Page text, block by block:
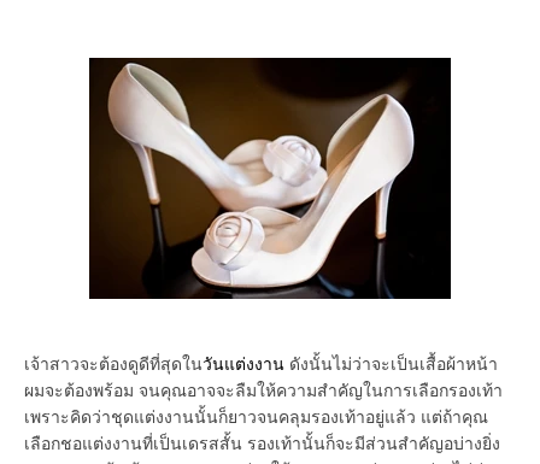
เจ้าสาวจะต้องดูดีที่สุดในวันแต่งงาน ดังนั้นไม่ว่าจะเป็นเสื้อผ้าหน้า
ผมจะต้องพร้อม จนคุณอาจจะลืมให้ความสำคัญในการเลือกรองเท้า
เพราะคิดว่าชุดแต่งงานนั้นก็ยาวจนคลุมรองเท้าอยู่แล้ว แต่ถ้าคุณ
เลือกชอแต่งงานที่เป็นเดรสสั้น รองเท้านั้นก็จะมีส่วนสำคัญอบ่างยิ่ง